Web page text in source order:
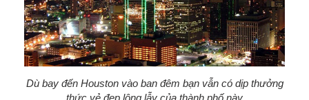
Dù bay đến Houston vào ban đêm bạn vẫn có dịp thưởng
thức vẻ đẹp lộng lẫy của thành phố này